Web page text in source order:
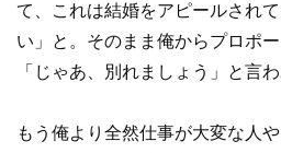
て、これは結婚をアピールされ
い」と。そのまま俺からプロポ
「じゃあ、別れましょう」と言
もう俺より全然仕事が大変な人